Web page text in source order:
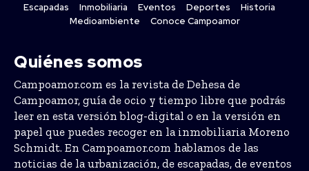
Escapadas
Inmobiliaria Eventos Deportes
Historia
Medioambiente
Conoce Campoamor
Quiénes somos
Campoamor.com es la revista de Dehesa de
Campoamor, guía de ocio y tiempo libre que podrás
leer en esta versión blog-digital o en la versión en
papel que puedes recoger en la inmobiliaria Moreno
Schmidt. En Campoamor.com hablamos de las
noticias de la urbanización, de escapadas, de eventos